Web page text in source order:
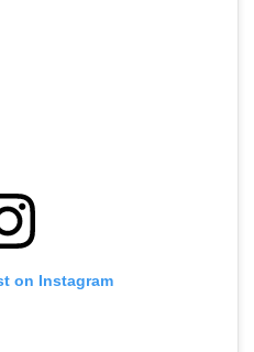
on Instagram